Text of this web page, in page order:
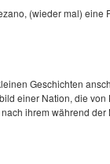
(wieder mal)
Geschichten
einer Nation, die
ihrem während